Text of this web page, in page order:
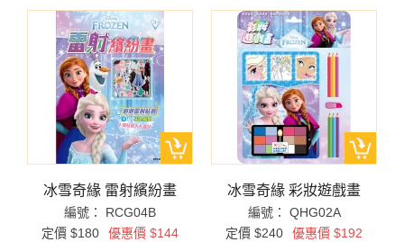
冰雪奇緣 雷射繽紛畫
編號： RCG04B
定價 $180
優惠價 $144
冰雪奇緣 彩妝遊戲畫
編號： QHG02A
定價 $240
優惠價 $192